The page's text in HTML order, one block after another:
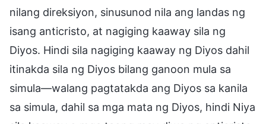
nilang direksiyon, sinusunod nila ang landas ng
isang anticristo, at nagiging kaaway sila ng
Diyos. Hindi sila nagiging kaaway ng Diyos dahil
itinakda sila ng Diyos bilang ganoon mula sa
simula—walang pagtatakda ang Diyos sa kanila
sa simula, dahil sa mga mata ng Diyos, hindi Niya